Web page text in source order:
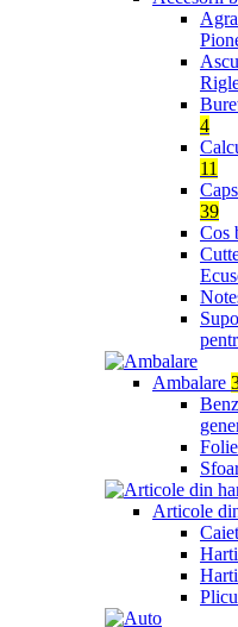
4
11
39
Cos
Ambalare
Articole